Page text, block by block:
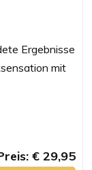
Ergebnisse
mit
€ 29,95